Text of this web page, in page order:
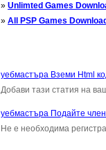
» Unlimted Games
» All PSP Games
уебмастъра Вземи Html
Добави тази статия на
уебмастъра Подайте
Не е необходима